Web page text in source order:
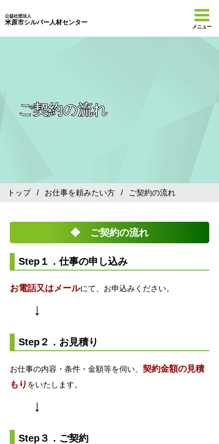
公益社団法人
米原市シルバー人材センター
メニュー
ご契約の流れ
トップ/ お仕事を頼みたい方 / ご契約の流れ
◆ ご契約の流れ
Step１．仕事の申し込み
お電話又はメールにて、お申込みください。
↓
Step２．お見積り
お仕事の内容・条件・金額等を伺い、 契約金額の見積
もり をいたします。
↓
Step３．ご契約